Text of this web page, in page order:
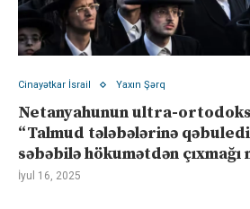
Cinayətkar İsrail Yaxın Şərq
Netanyahunun ultra-
“Talmud tələbələrinə
səbəbilə hökumətdən
İyul 16, 2025